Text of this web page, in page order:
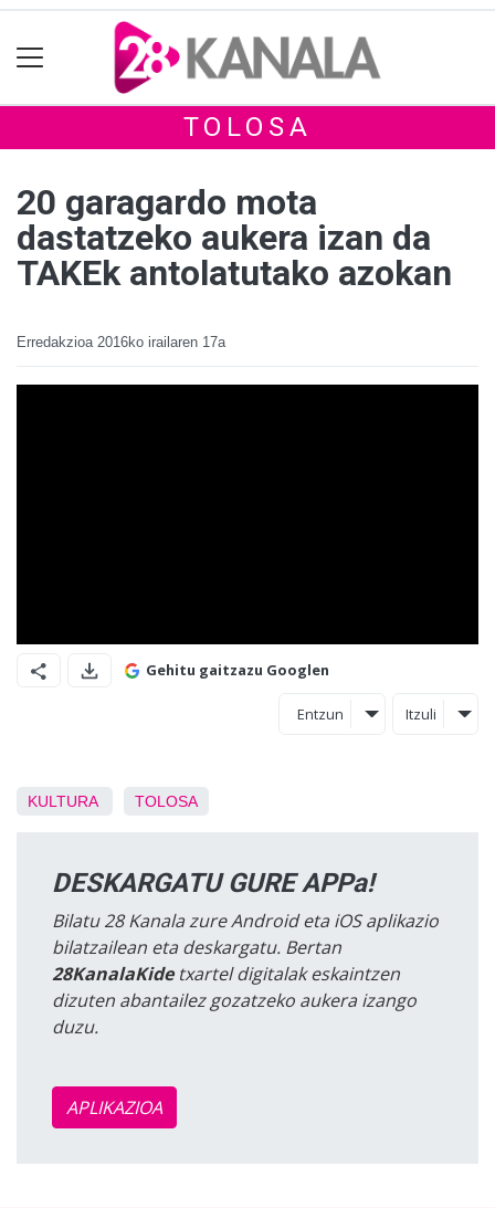
TOLOSA
20 garagardo mota
dastatzeko aukera izan da
TAKEk antolatutako azokan
Erredakzioa 2016ko irailaren 17a
Gehitu gaitzazu Googlen
Entzun Itzuli
KULTURA TOLOSA
DESKARGATU GURE APPa!
Bilatu 28 Kanala zure Android eta iOS aplikazio
bilatzailean eta deskargatu. Bertan
28KanalaKidetxartel digitalak eskaintzen
dizuten abantailez gozatzeko aukera izango
duzu.
APLIKAZIOA